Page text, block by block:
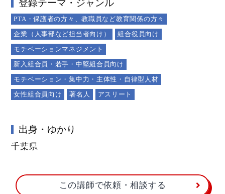
登録テーマ・ジャンル
PTA・保護者の方々、教職員など教育関係の方々
企業（人事部など担当者向け）
組合役員向け
モチベーションマネジメント
新入組合員・若手・中堅組合員向け
モチベーション・集中力・主体性・自律型人材
女性組合員向け
著名人 アスリート
出身・ゆかり
千葉県
この講師で依頼・相談する